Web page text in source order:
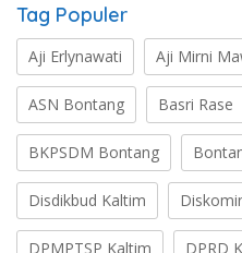
Tag Populer
Aji Erlynawati Aji Mirni
ASN Bontang Basri Rase
BKPSDM Bontang
Disdikbud Kaltim
DPMPTSP Kaltim DPRD